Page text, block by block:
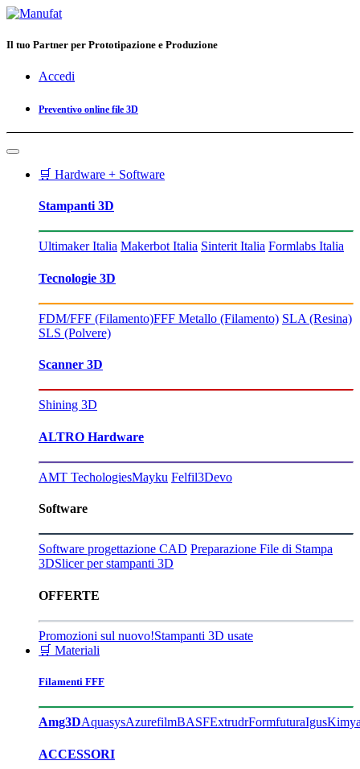
Il tuo Partner per Prototipazione e Produzione
Accedi
Preventivo online file 3D
🛒 Hardware + Software
Stampanti 3D
Ultimaker Italia Makerbot Italia Sinterit Italia Formlabs Italia
Tecnologie 3D
FDM/FFF (Filamento)FFF Metallo (Filamento) SLA (Resina)
SLS (Polvere)
Scanner 3D
Shining 3D
ALTRO Hardware
AMT TechologiesMayku Felfil3Devo
Software
Software progettazione CAD Preparazione File di Stampa
3DSlicer per stampanti 3D
OFFERTE
Promozioni sul nuovo!Stampanti 3D usate
🛒 Materiali
Filamenti FFF
Amg3DAquasysAzurefilmBASFExtrudrFormfuturaIgus
ACCESSORI